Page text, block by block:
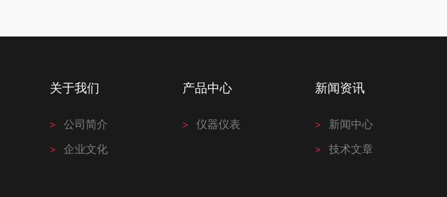
关于我们
公司简介
企业文化
产品中心
仪器仪表
新闻资讯
新闻中心
技术文章